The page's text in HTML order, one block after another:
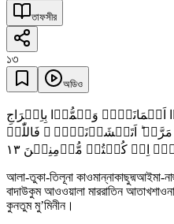
তাফসীর
১৩
অডিও
اَیۡمَانَہُمۡ وَہَمُّوۡا بِاِخۡرَاجِ
مَرَّۃٍ ؕ اَتَخۡشَوۡنَہُمۡ ۚ فَاللّٰہُ
اِنۡ کُنۡتُمۡ مُّؤۡمِنِیۡنَ ١٣
আলা-তুকা-তিলূনা কাওমান্নাকাছুদ্মআইমা-
বাদাউকুম আওওয়ালা মাররাতিন
কুনতুম মু’মিনীন।